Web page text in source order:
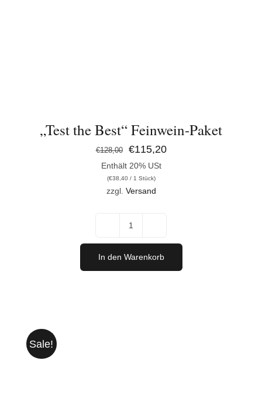
„Test the Best“ Feinwein-Paket
€128,00
Ursprünglicher
Preis
war:
€115,20Aktueller
Enthält 20% USt
(€38,40/ 1 Stück)
zzgl. Versand
the
Best"
In den Warenkorb
Sale!